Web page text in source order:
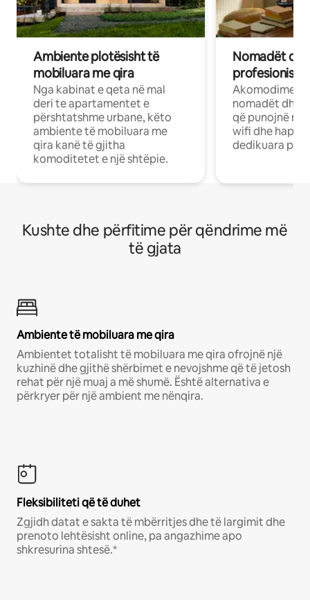
Ambiente plotësisht të
mobiluara me qira
Nga kabinat e qeta në mal
deri te apartamentet e
përshtatshme urbane, këto
ambiente të mobiluara me
qira kanë të gjitha
komoditetet e një shtëpie.
Nomadët
Akomodime
nomadët dhe
që punojnë në
wifi dhe
dedikuara
Kushte dhe përfitime për qëndrime më
të gjata
Ambiente të mobiluara me qira
Ambientet totalisht të mobiluara me qira ofrojnë një
kuzhinë dhe gjithë shërbimet e nevojshme që të jetosh
rehat për një muaj a më shumë. Është alternativa e
përkryer për një ambient me nënqira.
Fleksibiliteti që të duhet
Zgjidh datat e sakta të mbërritjes dhe të largimit dhe
prenoto lehtësisht online, pa angazhime apo
shkresurina shtesë.*